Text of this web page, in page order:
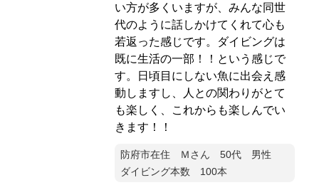
い方が多くいますが、みんな同世
代のように話しかけてくれて心も
若返った感じです。ダイビングは
既に生活の一部！！という感じで
す。日頃目にしない魚に出会え感
動しますし、人との関わりがとて
も楽しく、これからも楽しんでい
きます！！
防府市在住 Ｍさん 50代 男性
ダイビング本数 100本